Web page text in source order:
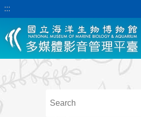
跳到主要內容區塊
:::